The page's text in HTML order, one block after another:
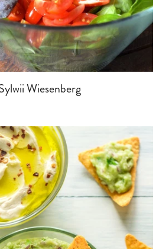
Wiesenberg